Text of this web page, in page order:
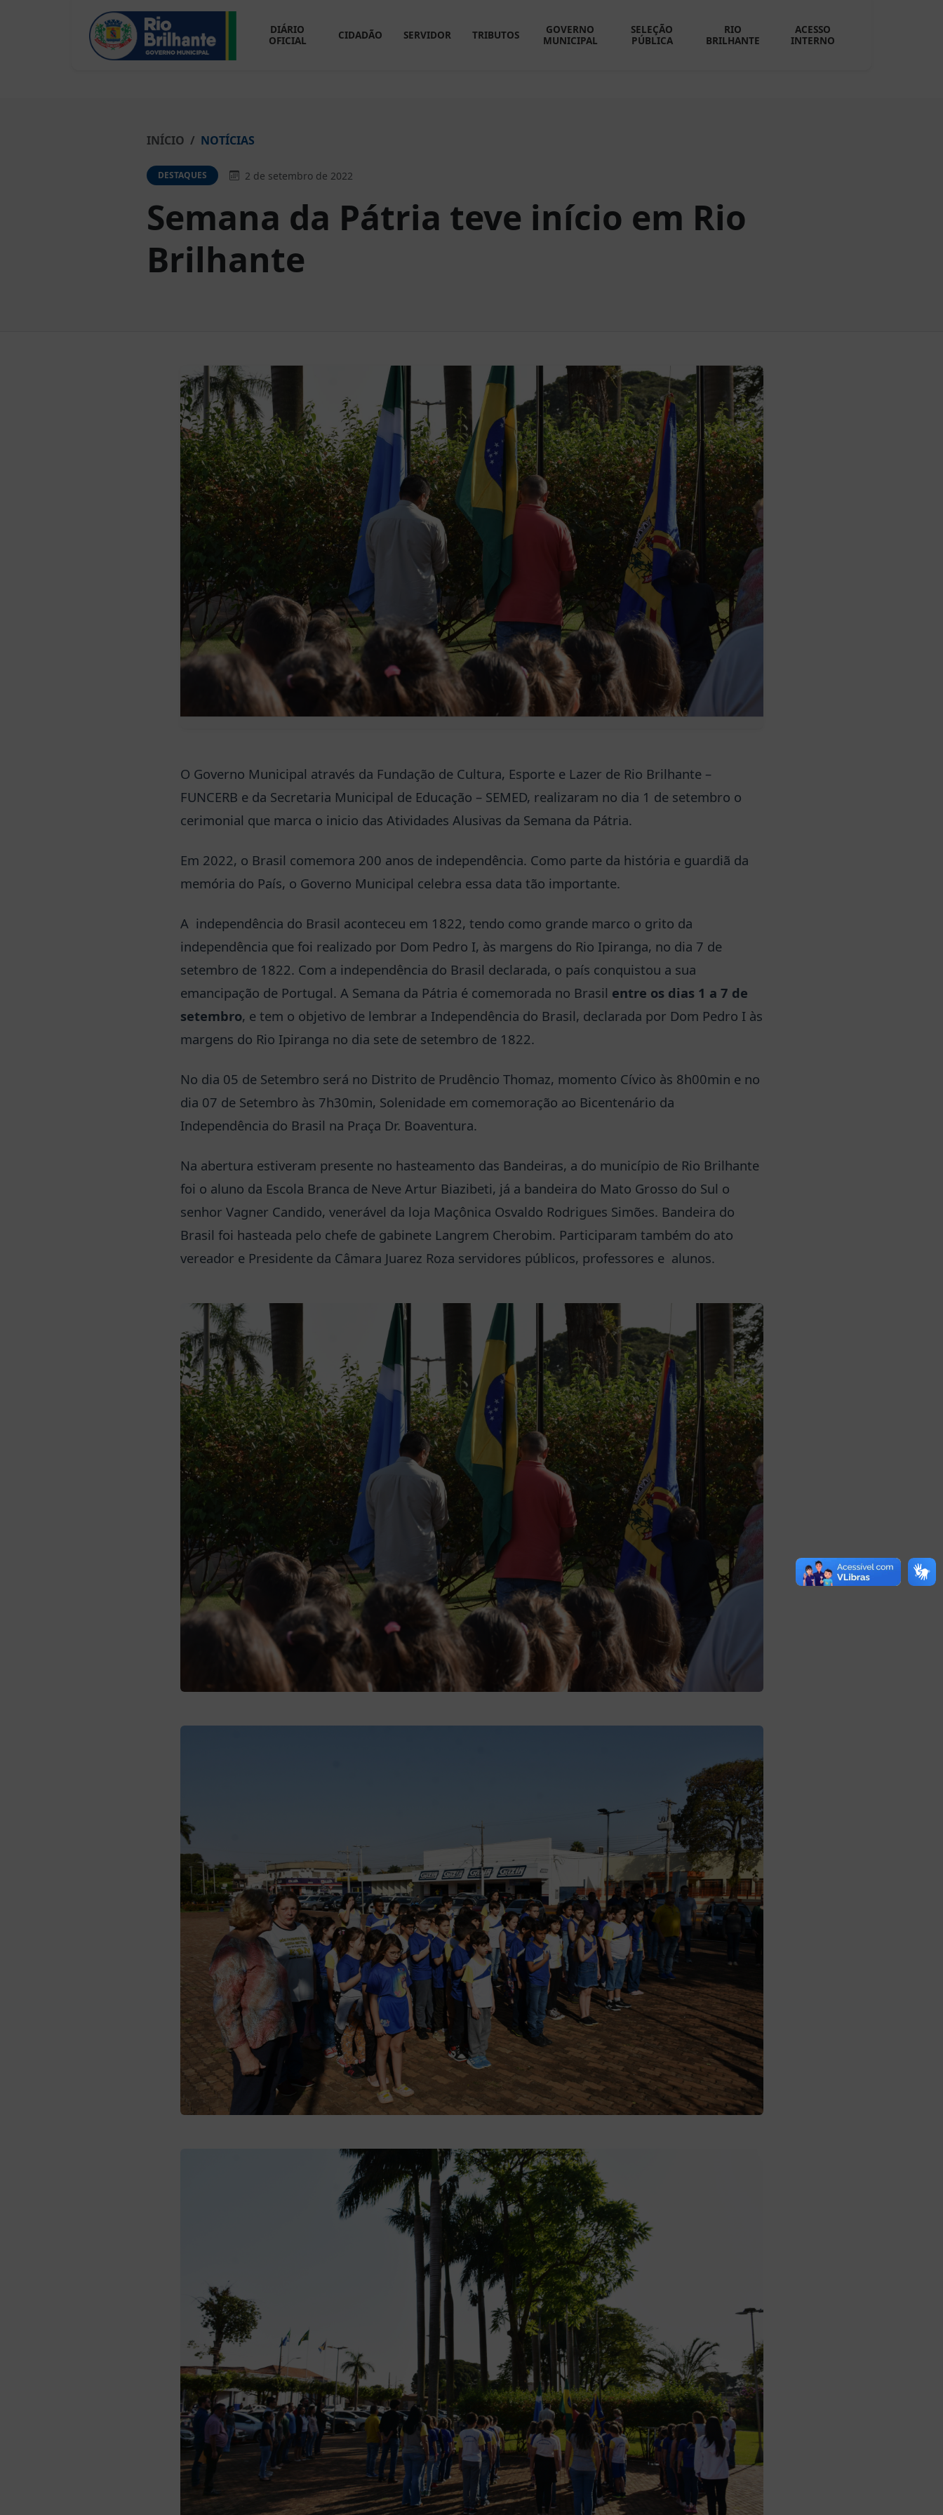
DIÁRIO
OFICIAL
CIDADÃO SERVIDOR TRIBUTOS
GOVERNO
MUNICIPAL
SELEÇÃO
PÚBLICA
RIO
BRILHANTE
ACESSO
INTERNO
INÍCIO NOTÍCIAS
DESTAQUES 2 de setembro de 2022
Semana da Pátria teve início em Rio
Brilhante
O Governo Municipal através da Fundação de Cultura, Esporte e Lazer de Rio Brilhante –
FUNCERB e da Secretaria Municipal de Educação – SEMED, realizaram no dia 1 de setembro o
cerimonial que marca o inicio das Atividades Alusivas da Semana da Pátria.
Em 2022, o Brasil comemora 200 anos de independência. Como parte da história e guardiã da
memória do País, o Governo Municipal celebra essa data tão importante.
A independência do Brasil aconteceu em 1822, tendo como grande marco o grito da
independência que foi realizado por Dom Pedro I, às margens do Rio Ipiranga, no dia 7 de
setembro de 1822. Com a independência do Brasil declarada, o país conquistou a sua
emancipação de Portugal. A Semana da Pátria é comemorada no Brasil entre os dias 1 a 7 de
setembro, e tem o objetivo de lembrar a Independência do Brasil, declarada por Dom Pedro I às
margens do Rio Ipiranga no dia sete de setembro de 1822.
No dia 05 de Setembro será no Distrito de Prudêncio Thomaz, momento Cívico às 8h00min e no
dia 07 de Setembro às 7h30min, Solenidade em comemoração ao Bicentenário da
Independência do Brasil na Praça Dr. Boaventura.
Na abertura estiveram presente no hasteamento das Bandeiras, a do município de Rio Brilhante
foi o aluno da Escola Branca de Neve Artur Biazibeti, já a bandeira do Mato Grosso do Sul o
senhor Vagner Candido, venerável da loja Maçônica Osvaldo Rodrigues Simões. Bandeira do
Brasil foi hasteada pelo chefe de gabinete Langrem Cherobim. Participaram também do ato
vereador e Presidente da Câmara Juarez Roza servidores públicos, professores e alunos.